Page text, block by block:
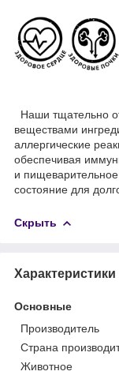
Наши тщательно
веществами
аллергические
обеспечивая
и
состояние для
Скрыть
Характеристики
Основные
Производитель
Страна
Животное